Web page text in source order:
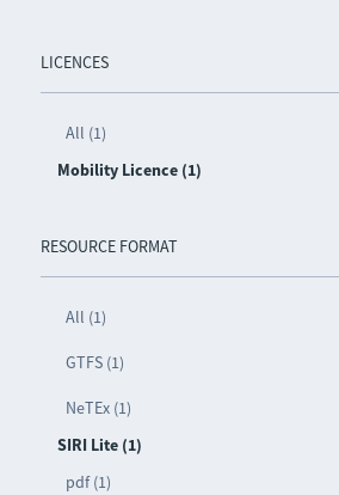
LICENCES
All (1)
Mobility Licence (1)
RESOURCE FORMAT
All (1)
GTFS (1)
NeTEx (1)
SIRI Lite (1)
pdf (1)